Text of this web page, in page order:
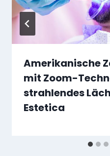
Amerikanische
mit Zoom-
strahlendes
Estetica